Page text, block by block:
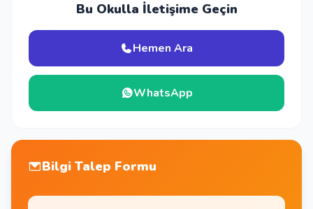
Bu Okulla İletişime Geçin
Hemen Ara
WhatsApp
Bilgi Talep Formu